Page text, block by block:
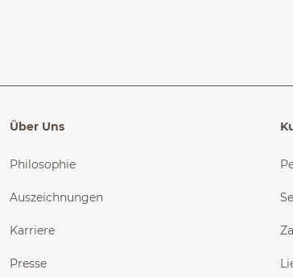
Über Uns
Philosophie
Auszeichnungen
Karriere
Presse